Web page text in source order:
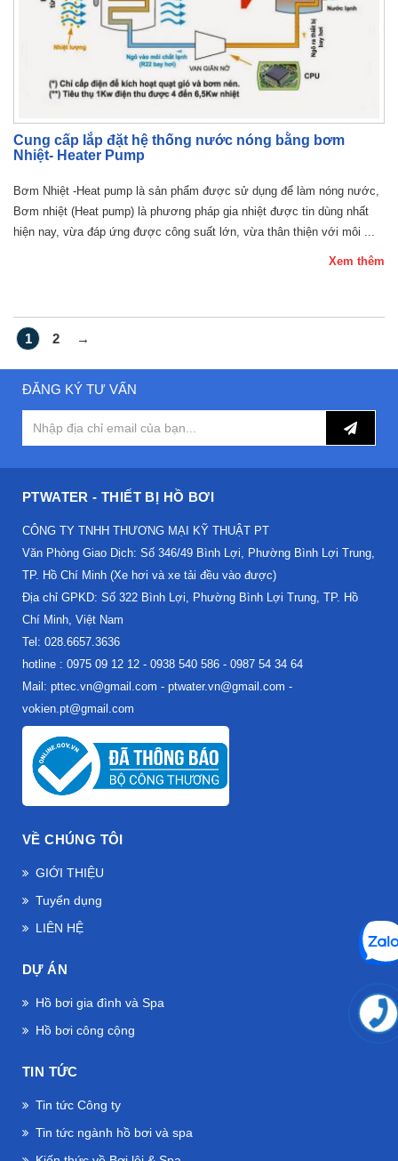
Cung cấp lắp đặt hệ thống nước nóng bằng bơm
Nhiệt- Heater Pump
Bơm Nhiệt -Heat pump là sản phẩm được sử dụng để làm nóng nước,
Bơm nhiệt (Heat pump) là phương pháp gia nhiệt được tin dùng nhất
hiện nay, vừa đáp ứng được công suất lớn, vừa thân thiện với môi ...
Xem thêm
1 2 →
ĐĂNG KÝ TƯ VẤN
PTWATER - THIẾT BỊ HỒ BƠI
CÔNG TY TNHH THƯƠNG MẠI KỸ THUẬT PT
Văn Phòng Giao Dịch: Số 346/49 Bình Lợi, Phường Bình Lợi Trung,
TP. Hồ Chí Minh (Xe hơi và xe tải đều vào được)
Địa chỉ GPKD: Số 322 Bình Lợi, Phường Bình Lợi Trung, TP. Hồ
Chí Minh, Việt Nam
Tel: 028.6657.3636
hotline : 0975 09 12 12 - 0938 540 586 - 0987 54 34 64
Mail: pttec.vn@gmail.com - ptwater.vn@gmail.com -
vokien.pt@gmail.com
VỀ CHÚNG TÔI
GIỚI THIỆU
Tuyển dụng
LIÊN HỆ
DỰ ÁN
Hồ bơi gia đình và Spa
Hồ bơi công cộng
TIN TỨC
Tin tức Công ty
Tin tức ngành hồ bơi và spa